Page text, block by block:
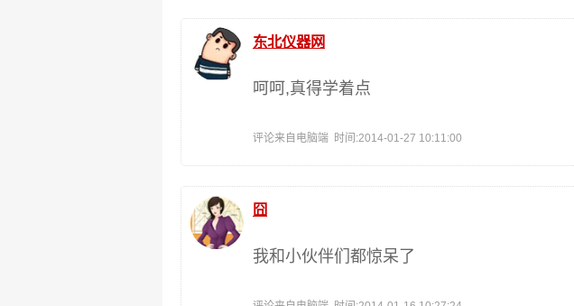
东北仪器网
呵呵,真得学着点
评论来自电脑端 时间:2014-01-27 10:11:00
囧
我和小伙伴们都惊呆了